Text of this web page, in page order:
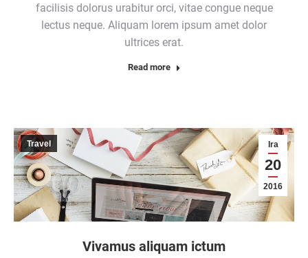
facilisis dolorus urabitur orci, vitae congue neque
lectus neque. Aliquam lorem ipsum amet dolor
ultrices erat.
Read more
Vivamus aliquam ictum
Ira
20
2016
Travel